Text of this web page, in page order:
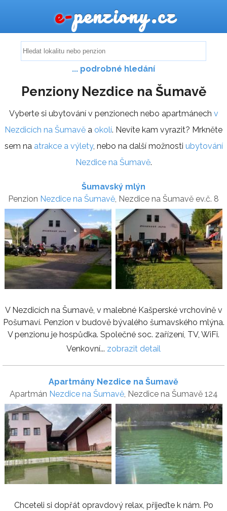
e-penziony.cz
... podrobné hledání
Penziony Nezdice na Šumavě
Vyberte si ubytování v penzionech nebo apartmánech v
Nezdicích na Šumavě a okolí. Nevíte kam vyrazit? Mrkněte
sem na atrakce a výlety, nebo na další možnosti ubytování
Nezdice na Šumavě.
Šumavský mlýn
Penzion Nezdice na Šumavě , Nezdice na Šumavě ev.č. 8
V Nezdicích na Šumavě, v malebné Kašperské vrchovině v
Pošumaví. Penzion v budově bývalého šumavského mlýna.
V penzionu je hospůdka. Společné soc. zařízení, TV, WiFi.
Venkovní... zobrazit detail
Apartmány Nezdice na Šumavě
Apartmán Nezdice na Šumavě, Nezdice na Šumavě 124
Chceteli si dopřát opravdový relax, přijeďte k nám. Po